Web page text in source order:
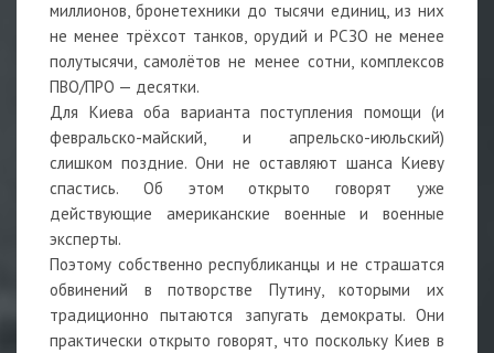
миллионов, бронетехники до тысячи единиц, из них
не менее трёхсот танков, орудий и РСЗО не менее
полутысячи, самолётов не менее сотни, комплексов
ПВО/ПРО — десятки.
Для Киева оба варианта поступления помощи (и
февральско-майский, и апрельско-июльский)
слишком поздние. Они не оставляют шанса Киеву
спастись. Об этом открыто говорят уже
действующие американские военные и военные
эксперты.
Поэтому собственно республиканцы и не страшатся
обвинений в потворстве Путину, которыми их
традиционно пытаются запугать демократы. Они
практически открыто говорят, что поскольку Киев в